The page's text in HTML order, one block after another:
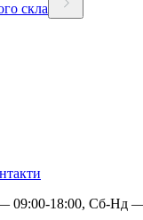
скла
09:00-18:00, Сб-Нд —